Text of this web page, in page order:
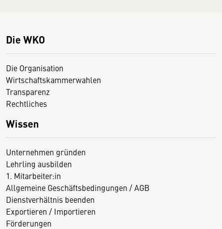
Die WKO
Die Organisation
Wirtschaftskammerwahlen
Transparenz
Rechtliches
Wissen
Unternehmen gründen
Lehrling ausbilden
1. Mitarbeiter:in
Allgemeine Geschäftsbedingungen / AGB
Dienstverhältnis beenden
Exportieren / Importieren
Förderungen